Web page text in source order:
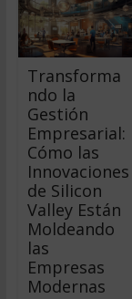
Transforma
ndo la
Gestión
Empresarial:
Cómo las
Innovaciones
de Silicon
Valley Están
Moldeando
las
Empresas
Modernas